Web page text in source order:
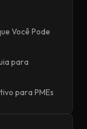
Você Pode
para
para PMEs